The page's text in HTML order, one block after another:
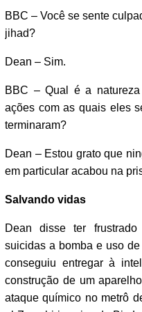
BBC – Você se sente
jihad?
Dean – Sim.
BBC – Qual é a
ações com as quais eles
terminaram?
Dean – Estou grato que
em particular acabou na
Salvando vidas
Dean disse ter frustrado
suicidas a bomba e uso
conseguiu entregar à
construção de um
ataque químico no metrô